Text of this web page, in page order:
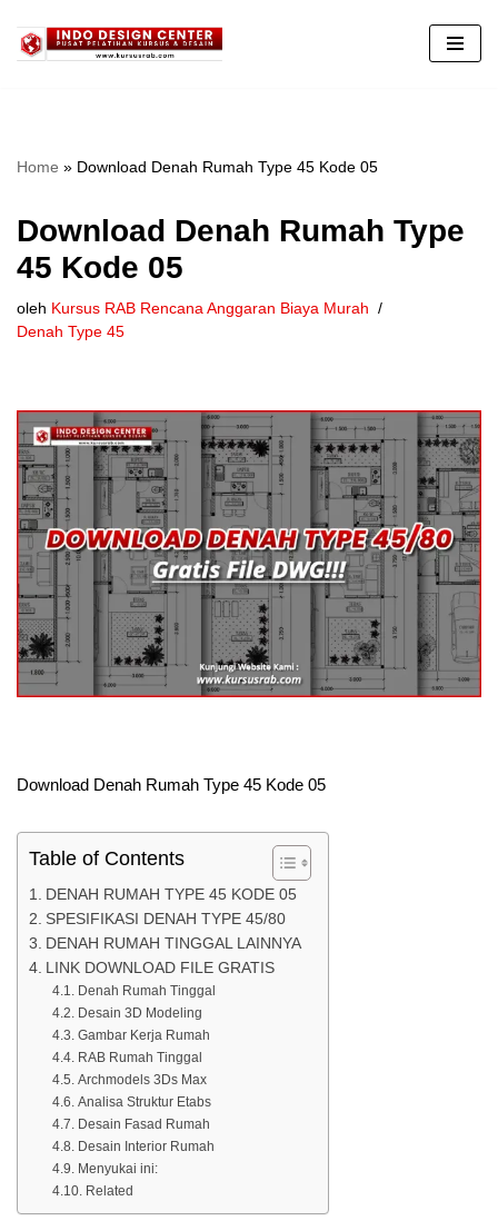
Lompat
Home » Download Denah Rumah Type 45 Kode 05
Download Denah Rumah Type
45 Kode 05
oleh Kursus RAB Rencana Anggaran Biaya Murah
Denah Type 45
Download Denah Rumah Type 45 Kode 05
Table of Contents
DENAH RUMAH TYPE 45 KODE 05
SPESIFIKASI DENAH TYPE 45/80
DENAH RUMAH TINGGAL LAINNYA
LINK DOWNLOAD FILE GRATIS
Denah Rumah Tinggal
Desain 3D Modeling
Gambar Kerja Rumah
RAB Rumah Tinggal
Archmodels 3Ds Max
Analisa Struktur Etabs
Desain Fasad Rumah
Desain Interior Rumah
Menyukai ini:
Related